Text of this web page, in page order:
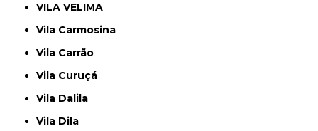
VILA VELIMA
Vila Carmosina
Vila Carrão
Vila Curuçá
Vila Dalila
Vila Dila